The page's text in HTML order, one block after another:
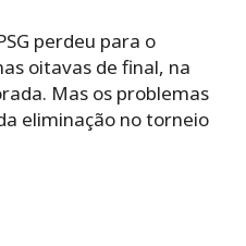
perdeu para o
oitavas de final, na
Mas os problemas
eliminação no torneio